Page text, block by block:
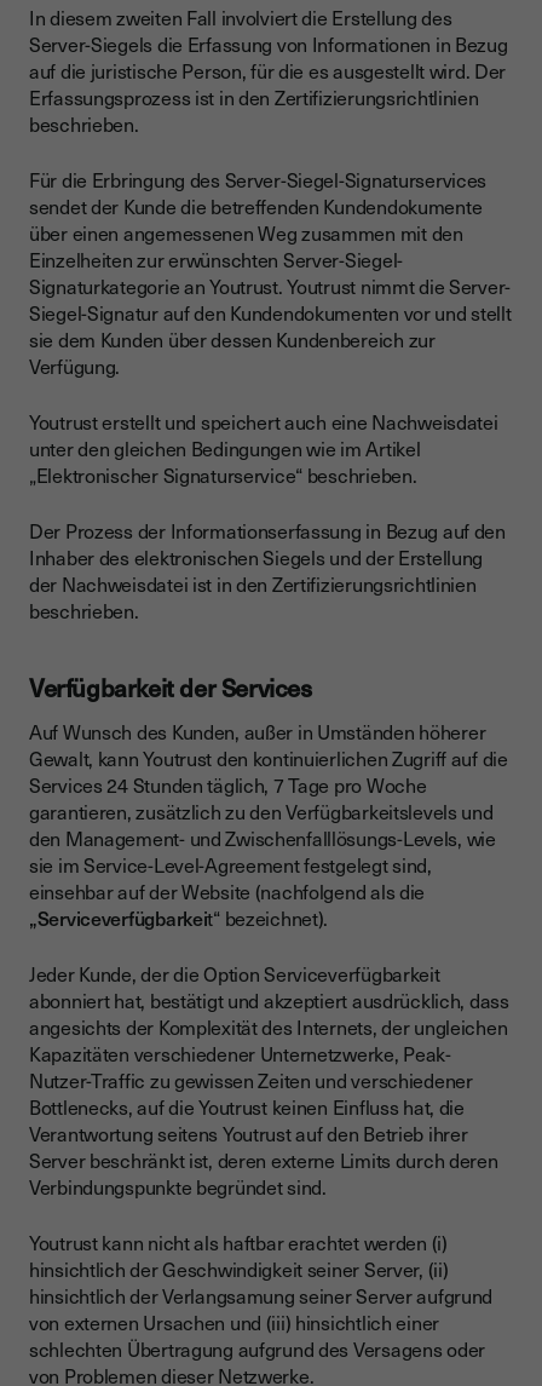
In diesem zweiten Fall involviert die Erstellung des
Server-Siegels die Erfassung von Informationen in Bezug
auf die juristische Person, für die es ausgestellt wird. Der
Erfassungsprozess ist in den Zertifizierungsrichtlinien
beschrieben.
Für die Erbringung des Server-Siegel-Signaturservices
sendet der Kunde die betreffenden Kundendokumente
über einen angemessenen Weg zusammen mit den
Einzelheiten zur erwünschten Server-Siegel-
Signaturkategorie an Youtrust. Youtrust nimmt die Server-
Siegel-Signatur auf den Kundendokumenten vor und stellt
sie dem Kunden über dessen Kundenbereich zur
Verfügung.
Youtrust erstellt und speichert auch eine Nachweisdatei
unter den gleichen Bedingungen wie im Artikel
„Elektronischer Signaturservice“ beschrieben.
Der Prozess der Informationserfassung in Bezug auf den
Inhaber des elektronischen Siegels und der Erstellung
der Nachweisdatei ist in den Zertifizierungsrichtlinien
beschrieben.
Verfügbarkeit der Services
Auf Wunsch des Kunden, außer in Umständen höherer
Gewalt, kann Youtrust den kontinuierlichen Zugriff auf die
Services 24 Stunden täglich, 7 Tage pro Woche
garantieren, zusätzlich zu den Verfügbarkeitslevels und
den Management- und Zwischenfalllösungs-Levels, wie
sie im Service-Level-Agreement festgelegt sind,
einsehbar auf der Website (nachfolgend als die
„Serviceverfügbarkeit“ bezeichnet).
Jeder Kunde, der die Option Serviceverfügbarkeit
abonniert hat, bestätigt und akzeptiert ausdrücklich, dass
angesichts der Komplexität des Internets, der ungleichen
Kapazitäten verschiedener Unternetzwerke, Peak-
Nutzer-Traffic zu gewissen Zeiten und verschiedener
Bottlenecks, auf die Youtrust keinen Einfluss hat, die
Verantwortung seitens Youtrust auf den Betrieb ihrer
Server beschränkt ist, deren externe Limits durch deren
Verbindungspunkte begründet sind.
Youtrust kann nicht als haftbar erachtet werden (i)
hinsichtlich der Geschwindigkeit seiner Server, (ii)
hinsichtlich der Verlangsamung seiner Server aufgrund
von externen Ursachen und (iii) hinsichtlich einer
schlechten Übertragung aufgrund des Versagens oder
von Problemen dieser Netzwerke.